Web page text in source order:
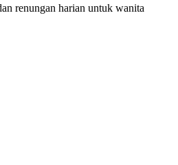
renungan harian untuk wanita